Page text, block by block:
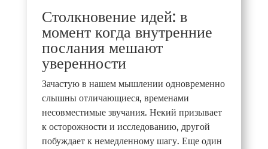
Столкновение идей: в
момент когда внутренние
послания мешают
уверенности
Зачастую в нашем мышлении одновременно
слышны отличающиеся, временами
несовместимые звучания. Некий призывает
к осторожности и исследованию, другой
побуждает к немедленному шагу. Еще один